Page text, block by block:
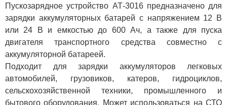
Пускозарядное устройство АТ-3016 предназначено для
зарядки аккумуляторных батарей с напряжением 12 В
или 24 В и емкостью до 600 Ач, а также для пуска
двигателя транспортного средства совместно с
аккумуляторной батареей.
Подходит для зарядки аккумуляторов легковых
автомобилей, грузовиков, катеров, гидроциклов,
сельскохозяйственной техники, промышленного и
бытового оборудования. Может использоваться на СТО